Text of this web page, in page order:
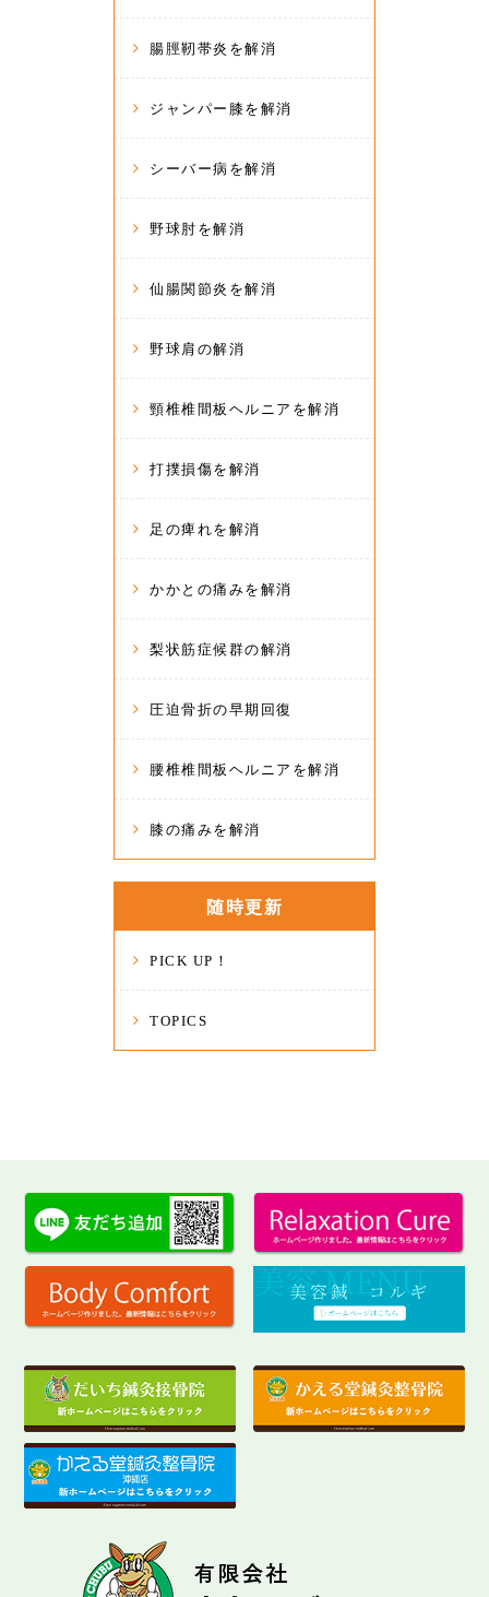
腸脛靭帯炎を解消
ジャンパー膝を解消
シーバー病を解消
野球肘を解消
仙腸関節炎を解消
野球肩の解消
頸椎椎間板ヘルニアを解消
打撲損傷を解消
足の痺れを解消
かかとの痛みを解消
梨状筋症候群の解消
圧迫骨折の早期回復
腰椎椎間板ヘルニアを解消
膝の痛みを解消
随時更新
PICK UP！
TOPICS